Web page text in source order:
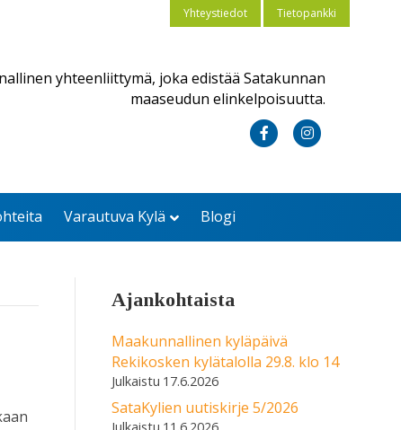
Yhteystiedot Tietopankki
yhteenliittymä, joka edistää Satakunnan
maaseudun elinkelpoisuutta.
c
b
k
s
a
m
Varautuva Kylä Blogi
Ajankohtaista
Maakunnallinen kyläpäivä
Rekikosken kylätalolla 29.8. klo 14
17.6.2026
SataKylien uutiskirje 5/2026